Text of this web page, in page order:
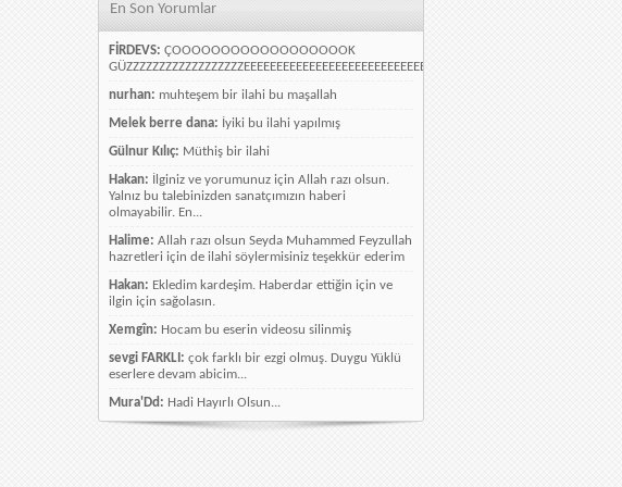
En Son Yorumlar
FİRDEVS: ÇOOOOOOOOOOOOOOOOOOK
GÜZZZZZZZZZZZZZZZZZZEEEEEEEEEEEEEEEEEEEEEEEEEEEEELLLLLLLLLLLLLLLLLLLLLLLL
nurhan: muhteşem bir ilahi bu maşallah
Melek berre dana: İyiki bu ilahi yapılmış
Gülnur Kılıç: Müthiş bir ilahi
Hakan: İlginiz ve yorumunuz için Allah razı olsun.
Yalnız bu talebinizden sanatçımızın haberi
olmayabilir. En...
Halime: Allah razı olsun Seyda Muhammed Feyzullah
hazretleri için de ilahi söylermisiniz teşekkür ederim
Hakan: Ekledim kardeşim. Haberdar ettiğin için ve
ilgin için sağolasın.
Xemgîn: Hocam bu eserin videosu silinmiş
sevgi FARKLI: çok farklı bir ezgi olmuş. Duygu Yüklü
eserlere devam abicim...
Mura'Dd: Hadi Hayırlı Olsun...